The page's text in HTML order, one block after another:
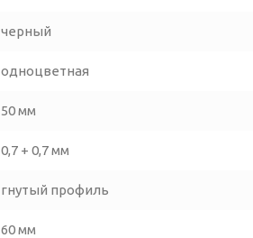
черный
одноцветная
50 мм
0,7 + 0,7 мм
гнутый профиль
60 мм